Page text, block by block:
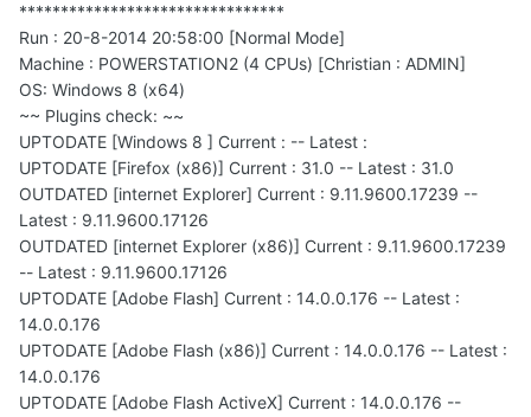
********************************
Run : 20-8-2014 20:58:00 [Normal Mode]
Machine : POWERSTATION2 (4 CPUs) [Christian : ADMIN]
OS: Windows 8 (x64)
~~ Plugins check: ~~
UPTODATE [Windows 8 ] Current : -- Latest :
UPTODATE [Firefox (x86)] Current : 31.0 -- Latest : 31.0
OUTDATED [internet Explorer] Current : 9.11.9600.17239 --
Latest : 9.11.9600.17126
OUTDATED [internet Explorer (x86)] Current : 9.11.9600.17239
-- Latest : 9.11.9600.17126
UPTODATE [Adobe Flash] Current : 14.0.0.176 -- Latest :
14.0.0.176
UPTODATE [Adobe Flash (x86)] Current : 14.0.0.176 -- Latest :
14.0.0.176
UPTODATE [Adobe Flash ActiveX] Current : 14.0.0.176 --